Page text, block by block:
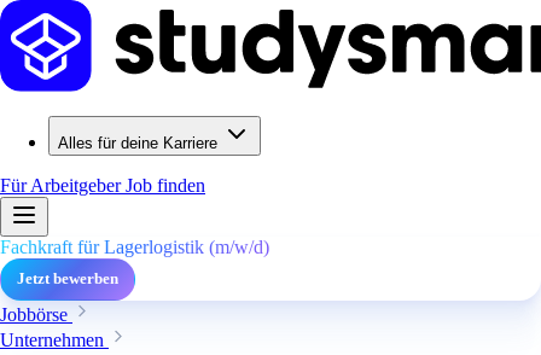
Alles für deine Karriere
Für ArbeitgeberJob finden
Fachkraft für Lagerlogistik (m/w/d)
Jetzt bewerben
Jobbörse
Unternehmen